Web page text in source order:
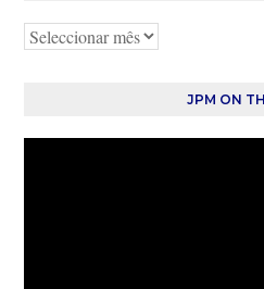
Arquivo
JPM ON